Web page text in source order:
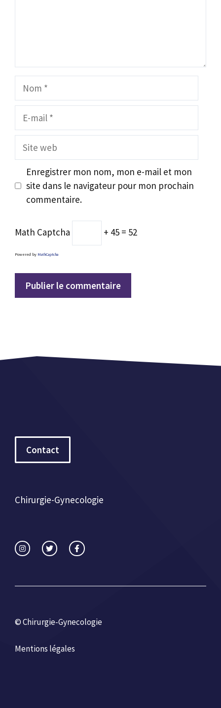
Nom
Site
Enregistrer mon nom, mon e-mail et mon
site dans le navigateur pour mon prochain
commentaire.
Math Captcha + 45 = 52
Powered by MathCaptcha
Contact
Chirurgie-Gynecologie
© Chirurgie-Gynecologie
Mentions légales